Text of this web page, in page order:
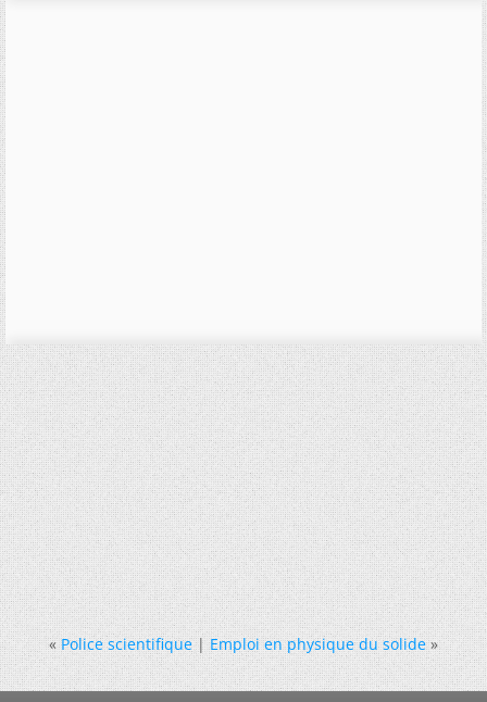
« Police scientifique|Emploi en physique du solide »